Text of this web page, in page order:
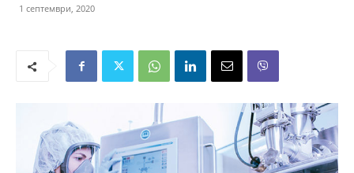
1 септември, 2020